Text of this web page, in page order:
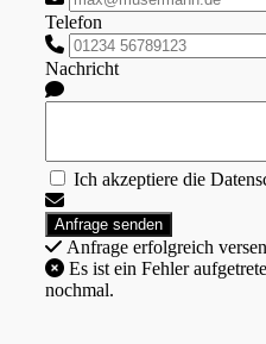
Telefon
Nachricht
Ich akzeptiere die
Anfrage erfolgreich
nochmal.